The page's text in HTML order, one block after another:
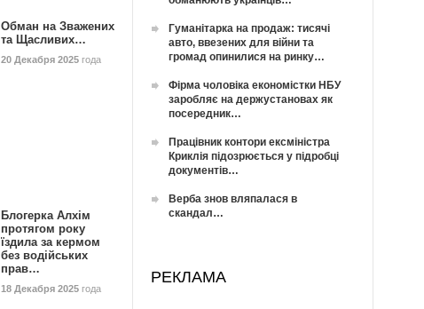
Обман на Зважених
та Щасливих…
20 Декабря 2025 года
Блогерка Алхім
протягом року
їздила за кермом
без водійських
прав…
18 Декабря 2025 года
Гуманітарка на продаж: тисячі
авто, ввезених для війни та
громад опинилися на ринку…
Фірма чоловіка економістки НБУ
заробляє на держустановах як
посередник…
Працівник контори ексміністра
Криклія підозрюється у підробці
документів…
Верба знов вляпалася в
скандал…
РЕКЛАМА